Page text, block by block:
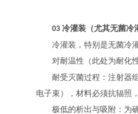
03 冷灌装（尤其无菌冷
冷灌装，特别是无菌冷
对耐温性（此处为耐化
耐受灭菌过程：注射器
电子束），材料必须抗辐照
极低的析出与吸附：为